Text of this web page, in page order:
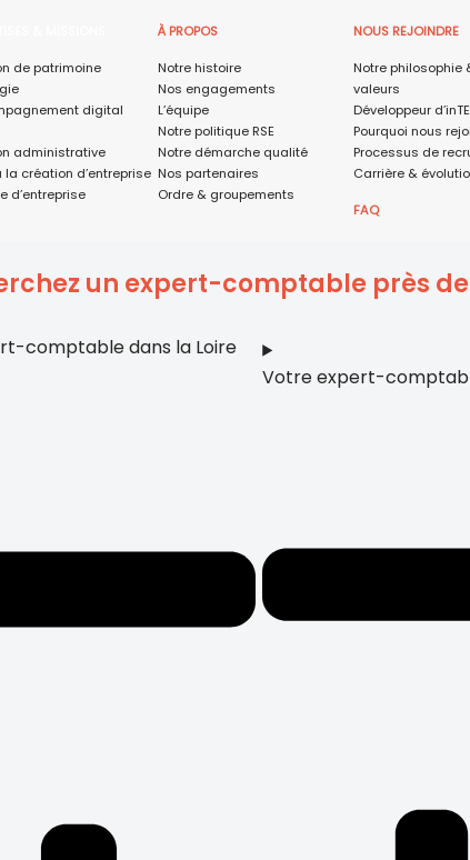
de patrimoine
digital
administrative
la création d’entreprise
d’entreprise
À PROPOS
Notre histoire
Nos engagements
L’équipe
Notre politique RSE
Notre démarche qualité
Nos partenaires
Ordre & groupements
NOUS REJOINDRE
Notre philosophie
valeurs
Développeur
Pourquoi nous
Processus de
Carrière &
FAQ
un expert-comptable près de
comptable dans la Loire
Votre expert-